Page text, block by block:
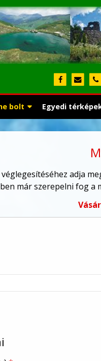
bolt Egyedi
adja
már szerepelni fog